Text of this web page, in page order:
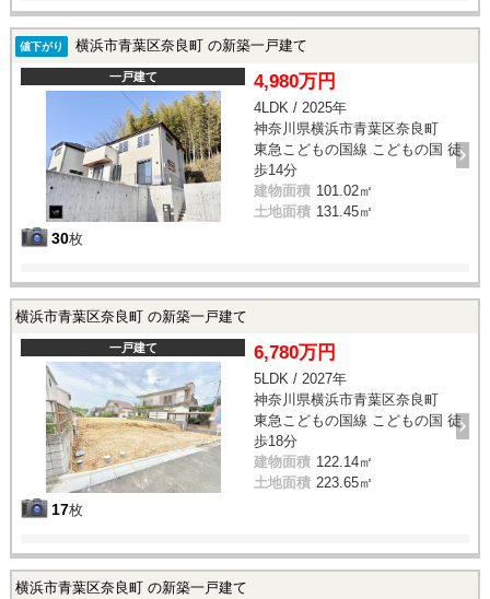
値下がり 横浜市青葉区奈良町 の新築一戸建て
一戸建て
30枚
4,980万円
4LDK / 2025年
神奈川県横浜市青葉区奈良町
東急こどもの国線 こどもの国 徒
歩14分
建物面積 101.02㎡
土地面積 131.45㎡
横浜市青葉区奈良町 の新築一戸建て
一戸建て
17枚
6,780万円
5LDK / 2027年
神奈川県横浜市青葉区奈良町
東急こどもの国線 こどもの国 徒
歩18分
建物面積 122.14㎡
土地面積 223.65㎡
横浜市青葉区奈良町 の新築一戸建て